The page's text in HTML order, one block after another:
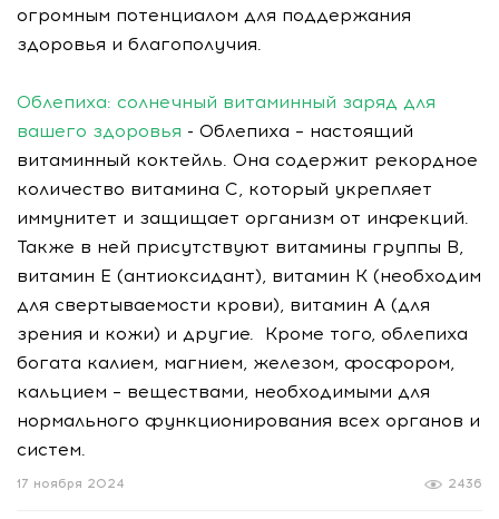
огромным потенциалом для поддержания
здоровья и благополучия.
Облепиха: солнечный витаминный заряд для
вашего здоровья - Облепиха – настоящий
витаминный коктейль. Она содержит рекордное
количество витамина С, который укрепляет
иммунитет и защищает организм от инфекций.
Также в ней присутствуют витамины группы В,
витамин Е (антиоксидант), витамин К (необходим
для свертываемости крови), витамин А (для
зрения и кожи) и другие. Кроме того, облепиха
богата калием, магнием, железом, фосфором,
кальцием – веществами, необходимыми для
нормального функционирования всех органов и
систем.
2436
17 ноября 2024